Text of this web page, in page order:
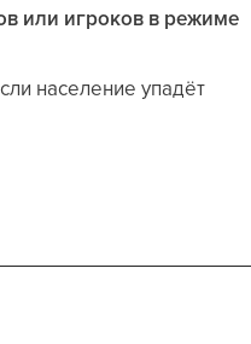
или игроков в режиме
население упадёт